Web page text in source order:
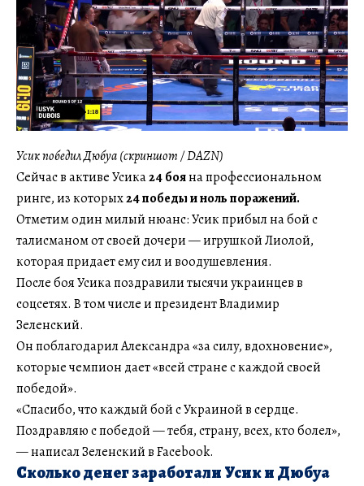
Усик победил Дюбуа (скриншот / DAZN)
Сейчас в активе Усика24 бояна профессиональном
ринге, из которых24 победы и ноль поражений.
Отметим один милый нюанс: Усик прибыл на бой с
талисманом от своей дочери — игрушкой Лиолой,
которая придает ему сил и воодушевления.
После боя Усика поздравили тысячи украинцев в
соцсетях. В том числе и президент Владимир
Зеленский.
Он поблагодарил Александра «за силу, вдохновение»,
которые чемпион дает «всей стране с каждой своей
победой».
«Спасибо, что каждый бой с Украиной в сердце.
Поздравляю с победой — тебя, страну, всех, кто болел»,
— написал Зеленский в Facebook.
Сколько денег заработали Усик и Дюбуа